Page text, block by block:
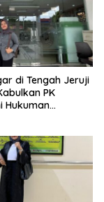
di Tengah Jeruji
PK
Hukuman